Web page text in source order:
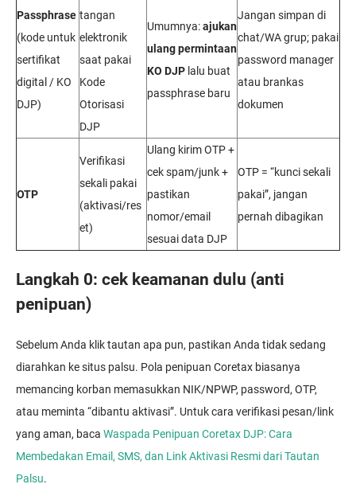
Passphrase
(kode untuk
sertifikat
digital / KO
DJP)
tangan
elektronik
saat pakai
Kode
Otorisasi
DJP
Umumnya:ajukan
ulang permintaan
KO DJP lalu buat
passphrase baru
Jangan simpan di
chat/WA grup; pakai
password manager
atau brankas
dokumen
OTP
Verifikasi
sekali pakai
(aktivasi/res
et)
Ulang kirim OTP +
cek spam/junk +
pastikan
nomor/email
sesuai data DJP
OTP = “kunci sekali
pakai”, jangan
pernah dibagikan
Langkah 0: cek keamanan dulu (anti
penipuan)
Sebelum Anda klik tautan apa pun, pastikan Anda tidak sedang
diarahkan ke situs palsu. Pola penipuan Coretax biasanya
memancing korban memasukkan NIK/NPWP, password, OTP,
atau meminta “dibantu aktivasi”. Untuk cara verifikasi pesan/link
yang aman, baca Waspada Penipuan Coretax DJP: Cara
Membedakan Email, SMS, dan Link Aktivasi Resmi dari Tautan
Palsu.